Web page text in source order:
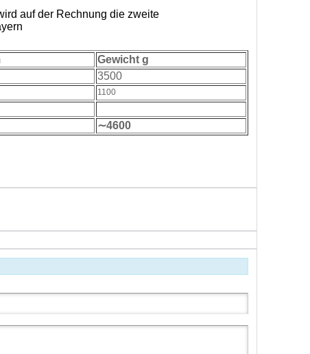
auf der Rechnung die zweite
Gewicht g
3500
1100
∼4600